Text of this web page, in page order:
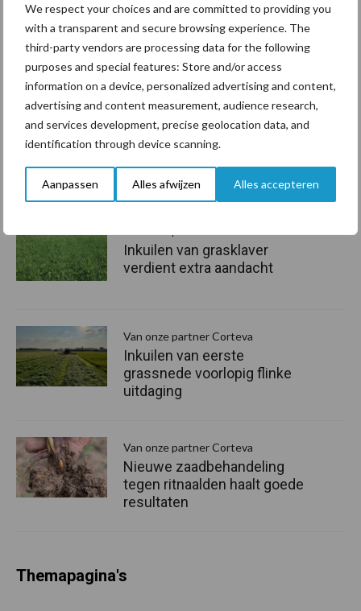
We respect your choices and are committed to providing you
with a transparent and secure browsing experience. The
third-party vendors are processing data for the following
purposes and special features: Store and/or access
information on a device, personalized advertising and content,
advertising and content measurement, audience research,
and services development, precise geolocation data, and
identification through device scanning.
Aanpassen Alles afwijzen Alles accepteren
Aanbevolen voor jou!
Inkuilen van grasklaver
verdient extra aandacht
Van onze partner Corteva
Inkuilen van eerste
grassnede voorlopig flinke
uitdaging
Van onze partner Corteva
Nieuwe zaadbehandeling
tegen ritnaalden haalt goede
resultaten
Themapagina's